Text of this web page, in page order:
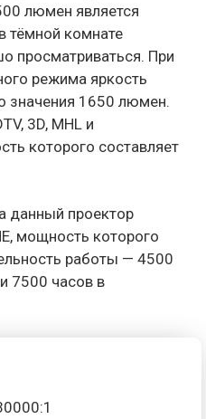
люмен является
тёмной комнате
просматриваться. При
режима яркость
значения 1650 люмен.
3D, MHL и
которого составляет
данный проектор
мощность которого
работы — 4500
7500 часов в